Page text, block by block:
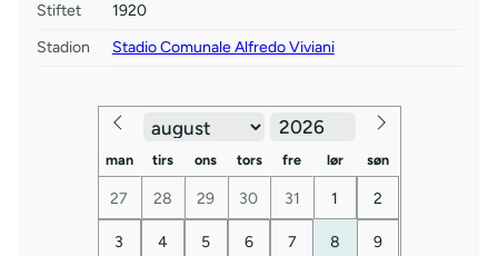
Stiftet
1920
Stadion
Stadio Comunale Alfredo Viviani
man tirs ons tors fre lør søn
27 28 29 30 31 1 2
3 4 5 6 7 8 9